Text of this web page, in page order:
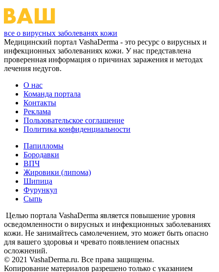
все о вирусных заболеванях кожи
Медицинский портал VashaDerma - это ресурс о вирусных и
инфекционных заболеваниях кожи. У нас представлена
проверенная информация о причинах заражения и методах
лечения недугов.
О нас
Команда портала
Контакты
Реклама
Пользовательское соглашение
Политика конфиденциальности
Папилломы
Бородавки
ВПЧ
Жировики (липома)
Шипица
Фурункул
Сыпь
Целью портала VashaDerma является повышение уровня
осведомленности о вирусных и инфекционных заболеваниях
кожи. Не занимайтесь самолечением, это может быть опасно
для вашего здоровья и чревато появлением опасных
осложнений.
© 2021 VashaDerma.ru. Все права защищены.
Копирование материалов разрешено только с указанием